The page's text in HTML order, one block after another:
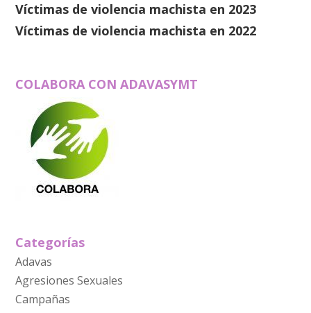
Víctimas de violencia machista en 2023
Víctimas de violencia machista en 2022
COLABORA CON ADAVASYMT
Categorías
Adavas
Agresiones Sexuales
Campañas